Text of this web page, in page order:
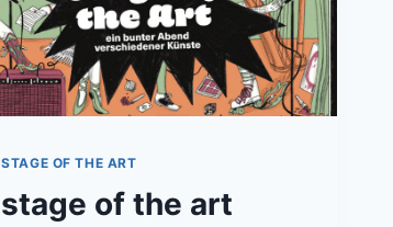
STAGE OF THE ART
stage of the art